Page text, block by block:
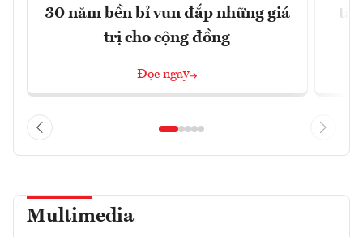
30 năm bền bỉ vun đắp những giá
trị cho cộng đồng
Đọc ngay
Multimedia